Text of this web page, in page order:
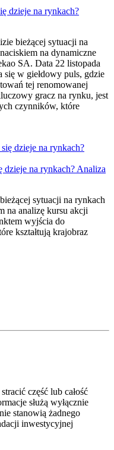
dzieje na rynkach?
bieżącej sytuacji na
na dynamiczne
SA. Data 22 listopada
się w giełdowy puls, gdzie
tej renomowanej
gracz na rynku, jest
czynników, które
na rynkach? Analiza
sytuacji na rynkach
na analizę kursu akcji
wyjścia do
kształtują krajobraz
część lub całość
służą wyłącznie
stanowią żadnego
inwestycyjnej